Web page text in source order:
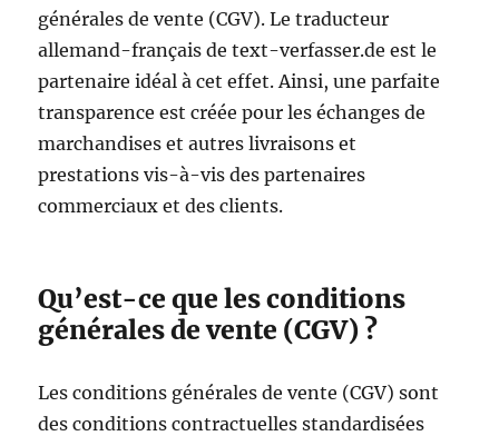
générales de vente (CGV). Le traducteur
allemand-français de text-verfasser.de est le
partenaire idéal à cet effet. Ainsi, une parfaite
transparence est créée pour les échanges de
marchandises et autres livraisons et
prestations vis-à-vis des partenaires
commerciaux et des clients.
Qu’est-ce que les conditions
générales de vente (CGV) ?
Les conditions générales de vente (CGV) sont
des conditions contractuelles standardisées